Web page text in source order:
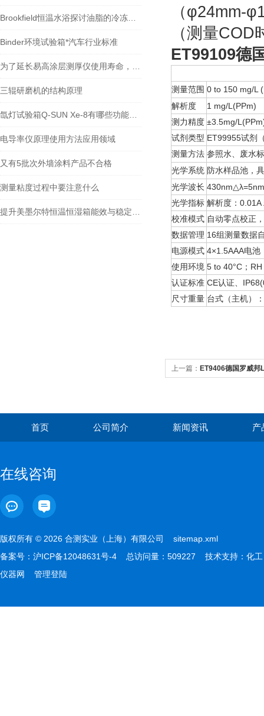
Binder环境试验箱*汽车行业标准
三辊研磨机的结构原理
电导率仪原理使用方法应用领域
又有5批次外墙涂料产品不合格
测量粘度过程中要注意什么
（φ24mm-
（测量
ET99109德
测量范围 0 to 150 mg/L
解析度
1 mg/L(PPm)
测力精度 ±3.5mg/
试剂类型 ET99955试剂
测量方法 参照水、废水
光学系统 防水样品池，
光学波长
光学指标 解析度：0.01A
校准模式 自动零点校正
数据管理 16组测量数据
电源模式 4×1.5AAA电池
使用环境 5 to 40°C；
认证标准 CE认证、
尺寸重量 台式（主机）
上一篇： ET9406德国罗威
首页 公司简介 新闻资讯 产
在线咨询
版权所有 © 2026 合测实业（上海）有限公司 sitemap.xml
备案号： 沪ICP备12048631号-4 总访问量：509227 技术支持： 化工
仪器网
管理登陆